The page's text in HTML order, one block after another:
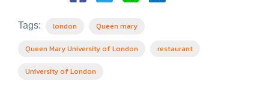
Tags: london Queen mary
Queen Mary University of London restaurant
University of London